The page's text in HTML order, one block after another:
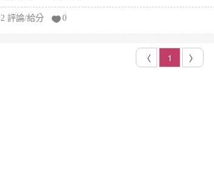
2 評論/給分 0
〈 1 〉